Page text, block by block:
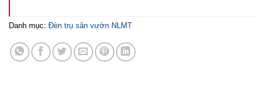
Danh mục: Đèn trụ sân vườn NLMT